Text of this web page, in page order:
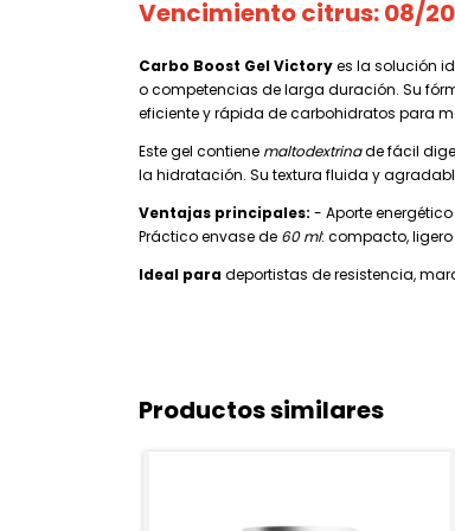
Vencimiento citrus: 08/
Carbo Boost Gel Victoryes la solución
o competencias de larga duración. Su
eficiente y rápida de carbohidratos para
Este gel contiene maltodextrinade fácil
la hidratación. Su textura fluida y
Ventajas principales: - Aporte
Práctico envase de 60 ml: compacto,
Ideal paradeportistas de resistencia,
Productos similares